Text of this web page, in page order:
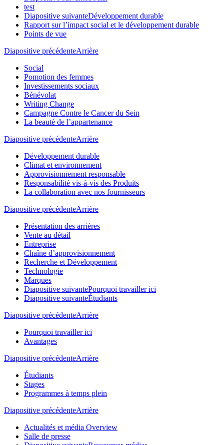
test
Diapositive suivanteDéveloppement durable
Rapport sur l’impact social et le développement durable
Points de vue
Diapositive précédenteArrière
Social
Pomotion des femmes
Investissements sociaux
Bénévolat
Writing Change
Campagne Contre le Cancer du Sein
La beauté de l’appartenance
Diapositive précédenteArrière
Développement durable
Climat et environnement
Approvisionnement responsable
Responsabilité vis-à-vis des Produits
La collaboration avec nos fournisseurs
Diapositive précédenteArrière
Présentation des arrières
Vente au détail
Entreprise
Chaîne d’approvisionnement
Recherche et Développement
Technologie
Marques
Diapositive suivantePourquoi travailler ici
Diapositive suivanteÉtudiants
Diapositive précédenteArrière
Pourquoi travailler ici
Avantages
Diapositive précédenteArrière
Étudiants
Stages
Programmes à temps plein
Diapositive précédenteArrière
Actualités et média Overview
Salle de presse